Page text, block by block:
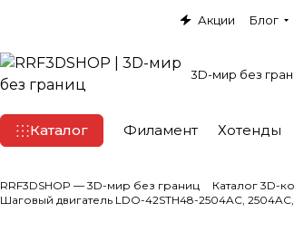
Акции Блог
3D-мир без
Каталог Филамент Хотенды
RRF3DSHOP — 3D-мир без границ Каталог 3D-
Шаговый двигатель LDO-42STH48-2504AC, 2504AC,